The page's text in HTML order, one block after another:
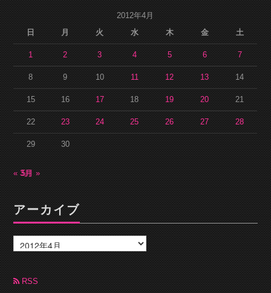
2012年4月
日
月 火 水 木 金 土
1 2 3 4 5 6 7
8 9 10 11 12 13 14
15 16 17 18 19 20 21
22 23 24 25 26 27 28
29 30
« 3月5月 »
アーカイブ
ー
カ
ブ RSS